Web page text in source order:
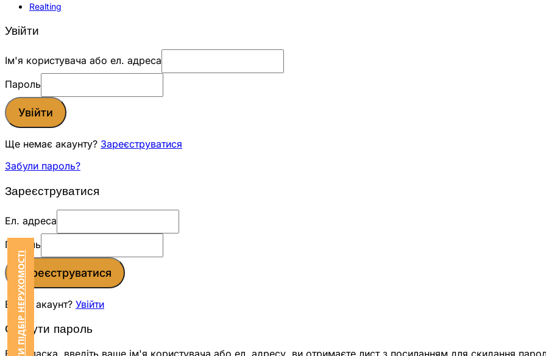
Realting
ЗАМОВИТИ ПІДБІР НЕРУХОМОСТІ
Увійти
Ім'я користувача або ел. адреса
Пароль
Увійти
Ще немає акаунту? Зареєструватися
Забули пароль?
Зареєструватися
Ел. адреса
Пароль
Зареєструватися
Вже є акаунт? Увійти
Скинути пароль
Будь ласка, введіть ваше ім'я користувача або ел. адресу, ви отримаєте лист з посиланням для скидання